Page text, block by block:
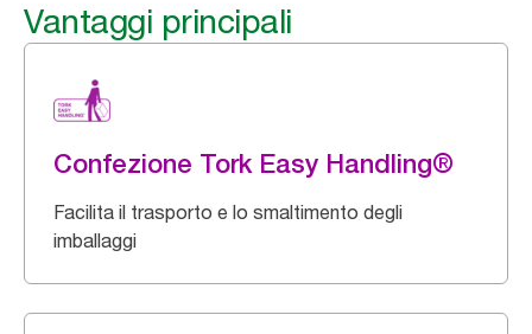
Vantaggi principali
Confezione Tork Easy Handling®
Facilita il trasporto e lo smaltimento degli
imballaggi